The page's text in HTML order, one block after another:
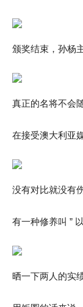
颁奖结束，孙杨
真正的名将不会
在接受澳大利亚
没有对比就没有
有一种修养叫 ”
晒一下两人的实